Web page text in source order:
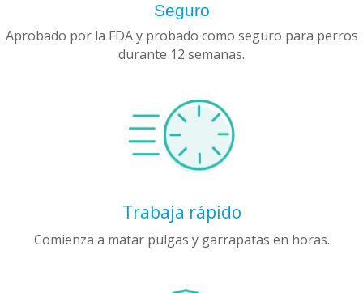
Seguro
Aprobado por la FDA y probado como seguro para perros
durante 12 semanas.
Trabaja rápido
Comienza a matar pulgas y garrapatas en horas.